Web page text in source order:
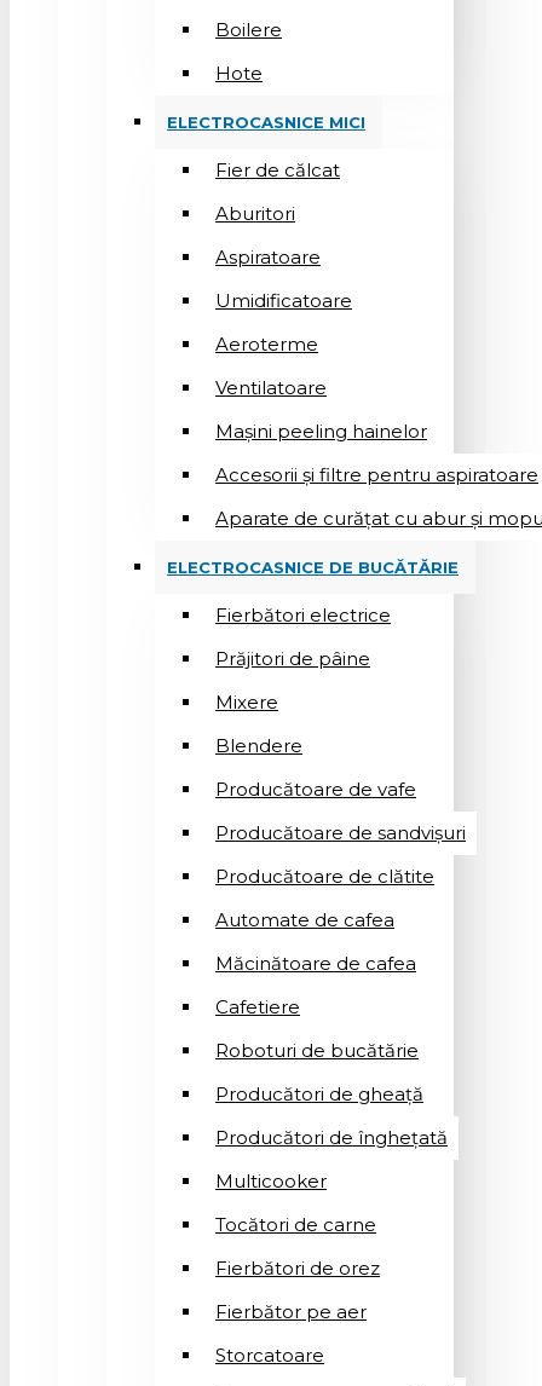
Boilere
Hote
ELECTROCASNICE MICI
Fier de călcat
Aburitori
Aspiratoare
Umidificatoare
Aeroterme
Ventilatoare
Mașini peeling hainelor
Accesorii și filtre pentru aspiratoare
Aparate de curățat cu abur și
ELECTROCASNICE DE BUCĂTĂRIE
Fierbători electrice
Prăjitori de pâine
Mixere
Blendere
Producătoare de vafe
Producătoare de sandvişuri
Producătoare de clătite
Automate de cafea
Măcinătoare de cafea
Cafetiere
Roboturi de bucătărie
Producători de gheață
Producători de înghețată
Multicooker
Tocători de carne
Fierbători de orez
Fierbător pe aer
Storcatoare